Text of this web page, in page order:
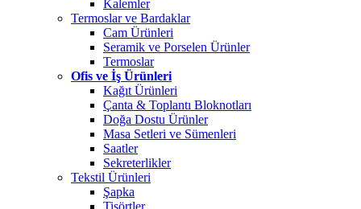
Kalemler
Termoslar ve Bardaklar
Cam Ürünleri
Seramik ve Porselen Ürünler
Termoslar
Ofis ve İş Ürünleri
Kağıt Ürünleri
Çanta & Toplantı Bloknotları
Doğa Dostu Ürünler
Masa Setleri ve Sümenleri
Saatler
Sekreterlikler
Tekstil Ürünleri
Şapka